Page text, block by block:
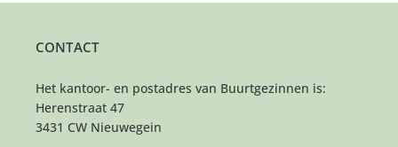
CONTACT
Het kantoor- en postadres van Buurtgezinnen is:
Herenstraat 47
3431 CW Nieuwegein